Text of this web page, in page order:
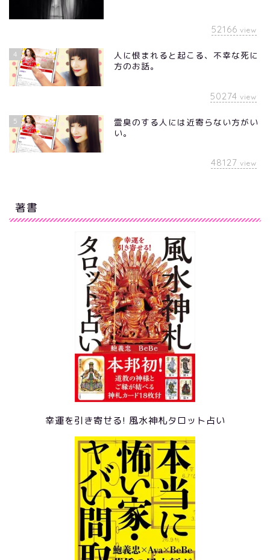
52166 view
4
人に恨まれると起こる、不幸な死に
方のお話。
50274 view
5
霊臭のする人には近寄らない方がい
い。
48127 view
著書
幸運を引き寄せる! 風水神札タロット占い